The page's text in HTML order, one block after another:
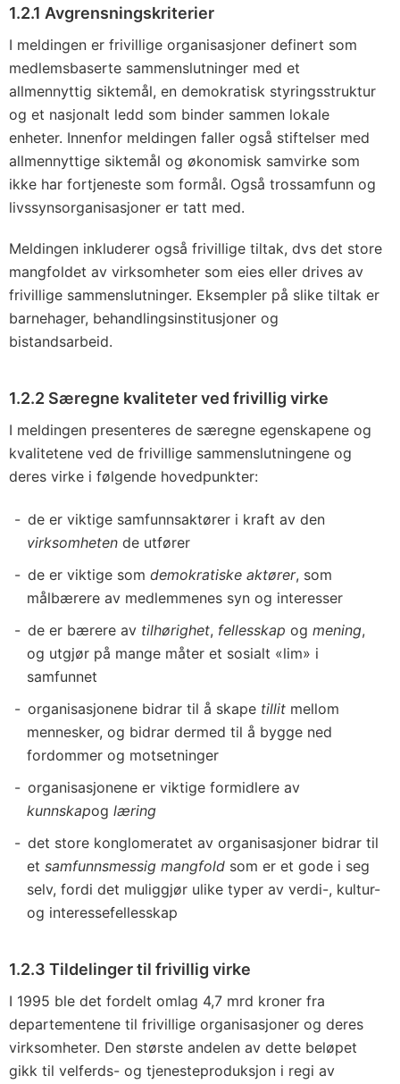
1.2.1 Avgrensningskriterier
I meldingen er frivillige organisasjoner definert som
medlemsbaserte sammenslutninger med et
allmennyttig siktemål, en demokratisk styringsstruktur
og et nasjonalt ledd som binder sammen lokale
enheter. Innenfor meldingen faller også stiftelser med
allmennyttige siktemål og økonomisk samvirke som
ikke har fortjeneste som formål. Også trossamfunn og
livssynsorganisasjoner er tatt med.
Meldingen inkluderer også frivillige tiltak, dvs det store
mangfoldet av virksomheter som eies eller drives av
frivillige sammenslutninger. Eksempler på slike tiltak er
barnehager, behandlingsinstitusjoner og
bistandsarbeid.
1.2.2 Særegne kvaliteter ved frivillig virke
I meldingen presenteres de særegne egenskapene og
kvalitetene ved de frivillige sammenslutningene og
deres virke i følgende hovedpunkter:
de er viktige samfunnsaktører i kraft av den
virksomheten de utfører
de er viktige som demokratiske aktører, som
målbærere av medlemmenes syn og interesser
de er bærere av tilhørighet, fellesskap og mening,
og utgjør på mange måter et sosialt «lim» i
samfunnet
organisasjonene bidrar til å skape tillit mellom
mennesker, og bidrar dermed til å bygge ned
fordommer og motsetninger
organisasjonene er viktige formidlere av
kunnskapog læring
det store konglomeratet av organisasjoner bidrar til
et samfunnsmessig mangfold som er et gode i seg
selv, fordi det muliggjør ulike typer av verdi-, kultur-
og interessefellesskap
1.2.3 Tildelinger til frivillig virke
I 1995 ble det fordelt omlag 4,7 mrd kroner fra
departementene til frivillige organisasjoner og deres
virksomheter. Den største andelen av dette beløpet
gikk til velferds- og tjenesteproduksjon i regi av